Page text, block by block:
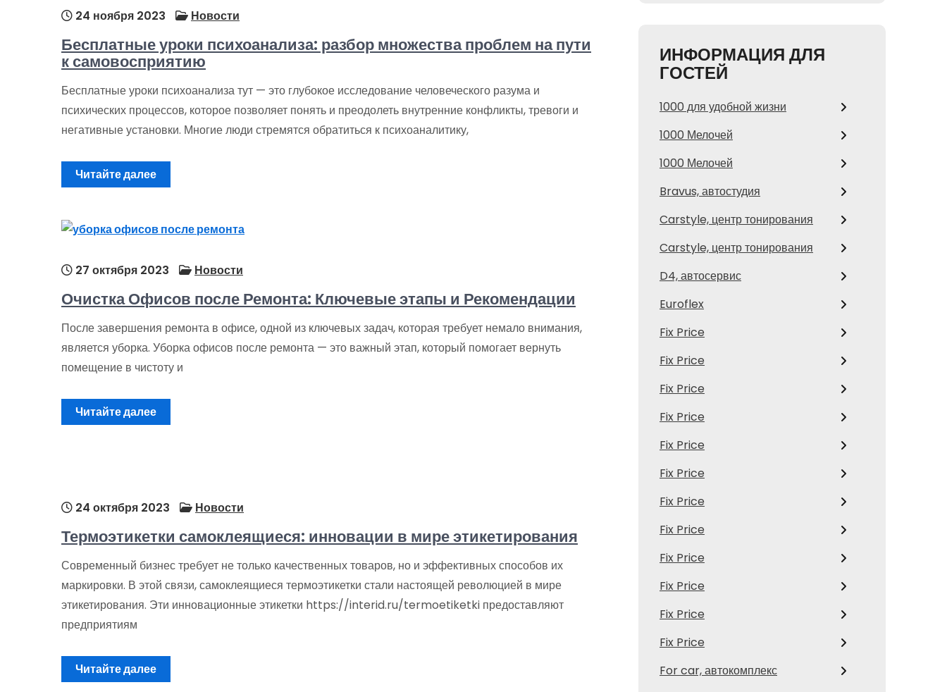
24 ноября 2023 Новости
Бесплатные уроки психоанализа: разбор множества проблем на пути
к самовосприятию
Бесплатные уроки психоанализа тут — это глубокое исследование человеческого разума и
психических процессов, которое позволяет понять и преодолеть внутренние конфликты, тревоги и
негативные установки. Многие люди стремятся обратиться к психоаналитику,
Читайте далее
27 октября 2023 Новости
Очистка Офисов после Ремонта: Ключевые этапы и Рекомендации
После завершения ремонта в офисе, одной из ключевых задач, которая требует немало внимания,
является уборка. Уборка офисов после ремонта — это важный этап, который помогает вернуть
помещение в чистоту и
Читайте далее
24 октября 2023 Новости
Термоэтикетки самоклеящиеся: инновации в мире этикетирования
Современный бизнес требует не только качественных товаров, но и эффективных способов их
маркировки. В этой связи, самоклеящиеся термоэтикетки стали настоящей революцией в мире
этикетирования. Эти инновационные этикетки https://interid.ru/termoetiketki предоставляют
предприятиям
Читайте далее
ИНФОРМАЦИЯ ДЛЯ
ГОСТЕЙ
1000 для удобной жизни
1000 Мелочей
1000 Мелочей
Bravus, автостудия
Carstyle, центр тонирования
Carstyle, центр тонирования
D4, автосервис
Euroflex
Fix Price
Fix Price
Fix Price
Fix Price
Fix Price
Fix Price
Fix Price
Fix Price
Fix Price
Fix Price
Fix Price
Fix Price
For car, автокомплекс